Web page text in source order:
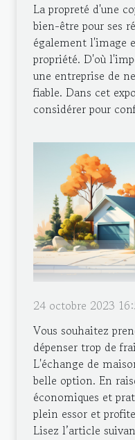
La propreté d'une
bien-être pour ses
également l'image
propriété. D'où
une entreprise de
fiable. Dans cet
considérer pour
24 octobre 2023
Vous souhaitez
dépenser trop de
L'échange de
belle option. En
économiques et
plein essor et
Lisez l’article